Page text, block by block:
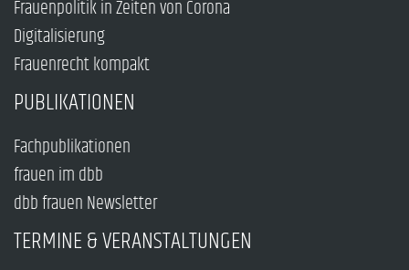
Frauenpolitik in Zeiten von Corona
Digitalisierung
Frauenrecht kompakt
PUBLIKATIONEN
Fachpublikationen
frauen im dbb
dbb frauen Newsletter
TERMINE & VERANSTALTUNGEN